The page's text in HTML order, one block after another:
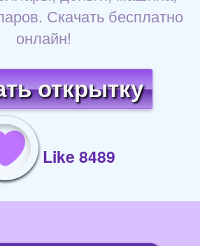
Скачать бесплатно
онлайн!
открытку
Like 8489